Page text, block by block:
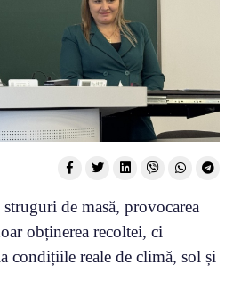
de masă, provocarea
obținerea recoltei, ci
condițiile reale de climă, sol și